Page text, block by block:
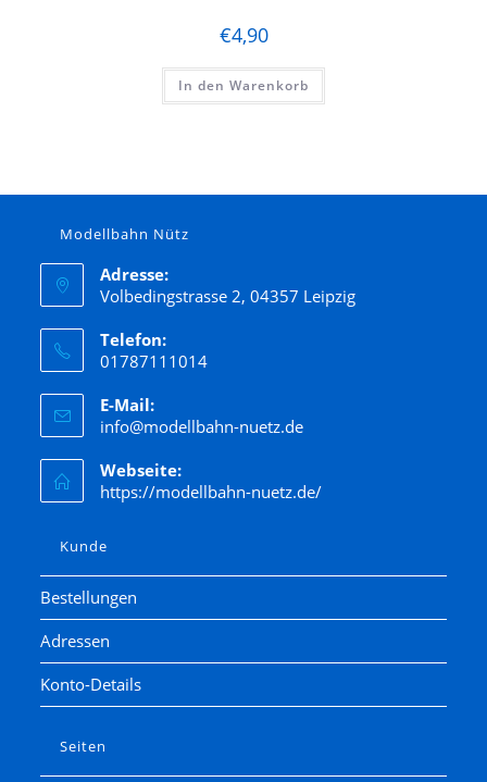
€4,90
In den Warenkorb
Modellbahn Nütz
Adresse:
Volbedingstrasse 2, 04357 Leipzig
Telefon:
01787111014
E-Mail:
info@modellbahn-nuetz.de
Webseite:
https://modellbahn-nuetz.de/
Kunde
Bestellungen
Adressen
Konto-Details
Seiten